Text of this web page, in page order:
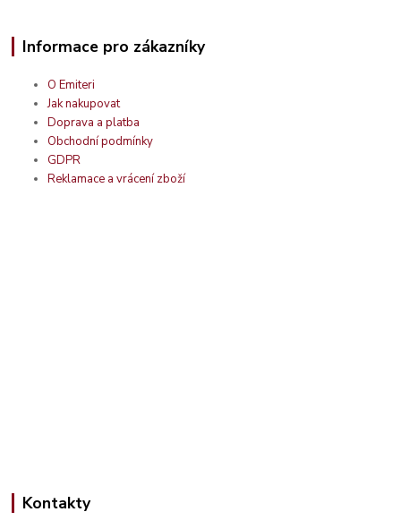
Informace pro zákazníky
O Emiteri
Jak nakupovat
Doprava a platba
Obchodní podmínky
GDPR
Reklamace a vrácení zboží
Kontakty